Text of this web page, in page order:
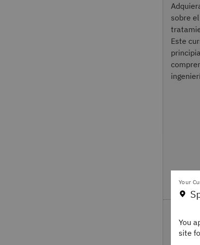
sobre
Este
Your
You
site